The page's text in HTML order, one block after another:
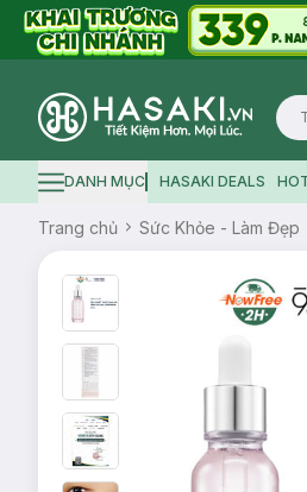
Logo
Hamburger icon
DANH MỤC HASAKI DEALS
Trang chủ Sức Khỏe - Làm Đẹp